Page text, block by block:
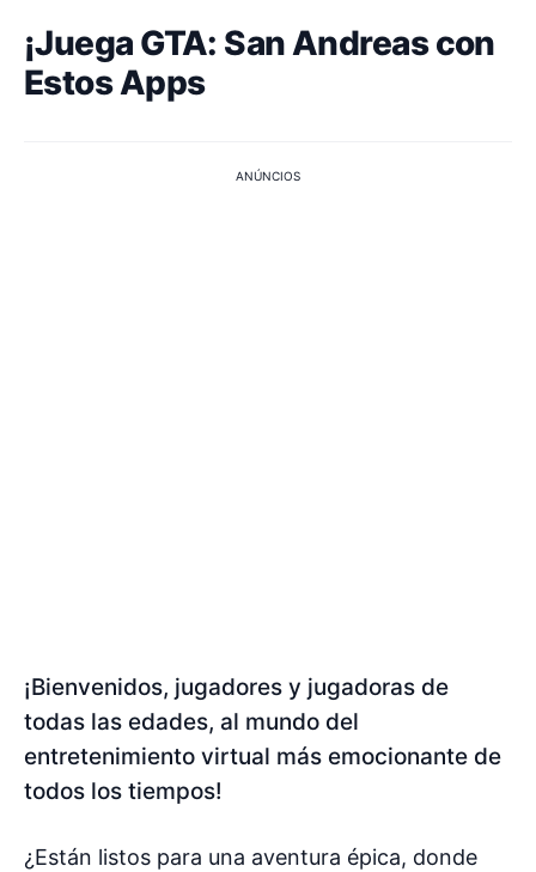
¡Juega GTA: San Andreas con
Estos Apps
ANÚNCIOS
¡Bienvenidos, jugadores y jugadoras de
todas las edades, al mundo del
entretenimiento virtual más emocionante de
todos los tiempos!
¿Están listos para una aventura épica, donde